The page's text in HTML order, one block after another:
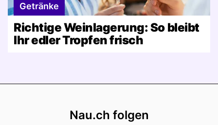
Getränke
Richtige Weinlagerung: So bleibt
Ihr edler Tropfen frisch
Nau.ch folgen